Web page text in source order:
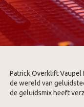
Patrick Overklift Vaupel
de wereld van
de geluidsmix heeft